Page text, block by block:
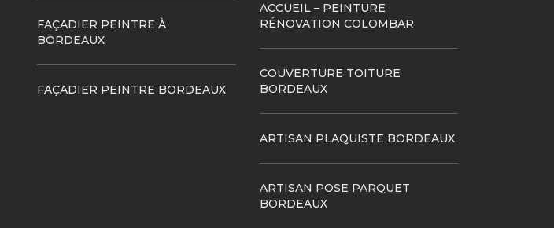
FAÇADIER PEINTRE À
BORDEAUX
FAÇADIER PEINTRE BORDEAUX
ACCUEIL – PEINTURE
RÉNOVATION COLOMBAR
COUVERTURE TOITURE
BORDEAUX
ARTISAN PLAQUISTE BORDEAUX
ARTISAN POSE PARQUET
BORDEAUX